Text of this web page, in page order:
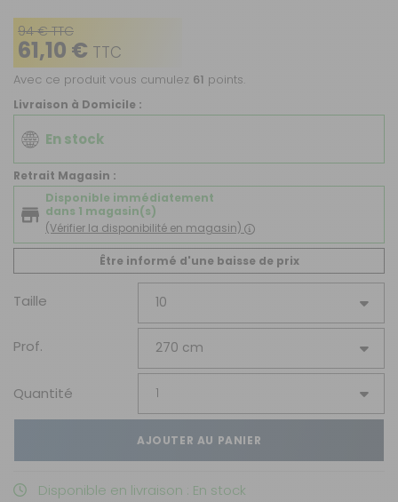
94 € TTC
61,10 € TTC
Avec ce produit vous cumulez 61 points.
Livraison à Domicile :
En stock
Retrait Magasin :
Disponible immédiatement
dans 1 magasin(s)
(Vérifier la disponibilité en magasin)
Être informé d'une baisse de prix
Taille
Prof.
Quantité
AJOUTER AU PANIER
Disponible en livraison : En stock